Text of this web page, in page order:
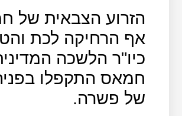
הזרוע הצבאית של
אף הרחיקה לכת
כיו"ר הלשכה
חמאס התקפלו
של פשרה.